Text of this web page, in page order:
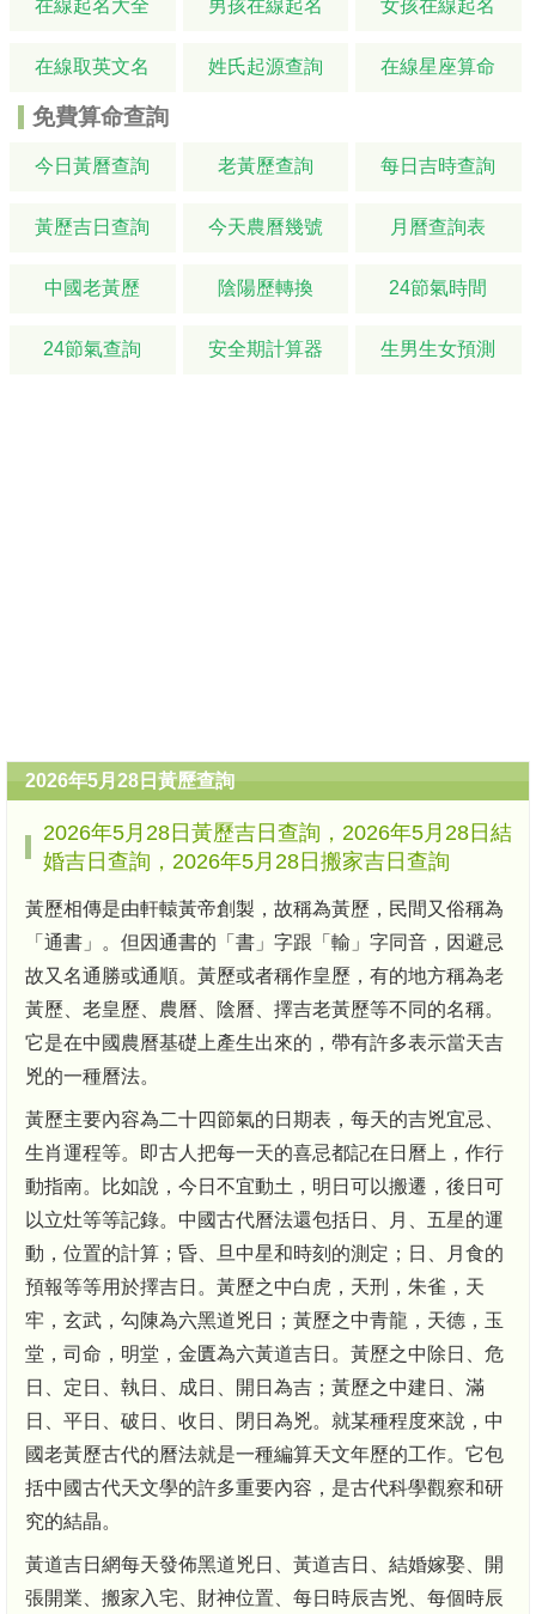
在線起名大全 男孩在線起名 女孩在線起名
在線取英文名 姓氏起源查詢 在線星座算命
免費算命查詢
今日黃曆查詢 老黃歷查詢 每日吉時查詢
黃歷吉日查詢 今天農曆幾號 月曆查詢表
中國老黃歷 陰陽歷轉換 24節氣時間
24節氣查詢 安全期計算器 生男生女預測
2026年5月28日黃歷查詢
2026年5月28日黃歷吉日查詢，2026年5月28日結
婚吉日查詢，2026年5月28日搬家吉日查詢
黃歷相傳是由軒轅黃帝創製，故稱為黃歷，民間又俗稱為
「通書」。但因通書的「書」字跟「輸」字同音，因避忌
故又名通勝或通順。黃歷或者稱作皇歷，有的地方稱為老
黃歷、老皇歷、農曆、陰曆、擇吉老黃歷等不同的名稱。
它是在中國農曆基礎上產生出來的，帶有許多表示當天吉
兇的一種曆法。
黃歷主要內容為二十四節氣的日期表，每天的吉兇宜忌、
生肖運程等。即古人把每一天的喜忌都記在日曆上，作行
動指南。比如說，今日不宜動土，明日可以搬遷，後日可
以立灶等等記錄。中國古代曆法還包括日、月、五星的運
動，位置的計算；昏、旦中星和時刻的測定；日、月食的
預報等等用於擇吉日。黃歷之中白虎，天刑，朱雀，天
牢，玄武，勾陳為六黑道兇日；黃歷之中青龍，天德，玉
堂，司命，明堂，金匱為六黃道吉日。黃歷之中除日、危
日、定日、執日、成日、開日為吉；黃歷之中建日、滿
日、平日、破日、收日、閉日為兇。就某種程度來說，中
國老黃歷古代的曆法就是一種編算天文年歷的工作。它包
括中國古代天文學的許多重要內容，是古代科學觀察和研
究的結晶。
黃道吉日網每天發佈黑道兇日、黃道吉日、結婚嫁娶、開
張開業、搬家入宅、財神位置、每日時辰吉兇、每個時辰